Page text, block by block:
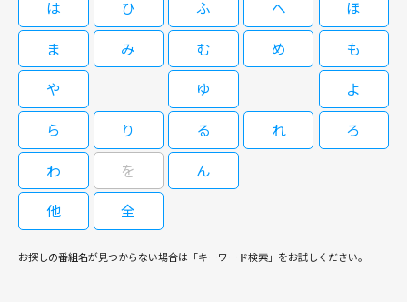
7シリーズ。今回は、岡倉大吉役の藤岡琢也が出演した最後のシリーズとな
った。第6シリーズ終了から一年後の大吉と5人の娘たちの生活を追いなが
ら、日々の暮らしの中で抱える問題や悩み、不安を視聴者と一緒に同じ目線
で考えていく。結婚、離婚、就職、進学、子育てといった身近なテーマを題
材に、時代と共に変わっていく親・子・孫、様々な家族の姿を描く。親と子
供、夫と妻、嫁と姑…。どの視聴者も自らを投影できる登場人物に出会える
作品となっている。本シリーズは平均視聴率18．1％、最高視聴率21．6％
を記録した。
［字］橋田壽賀子ドラマ「渡る世間
は鬼ばかり」（第７シリーズ）第46
回
08/17(月)07:50～08:40
橋田壽賀子脚本による国民的人気ホームドラマ「渡る世間は鬼ばかり」の第
7シリーズ。今回は、岡倉大吉役の藤岡琢也が出演した最後のシリーズとな
った。第6シリーズ終了から一年後の大吉と5人の娘たちの生活を追いなが
しの中で抱える問題や悩み、不安を定義していく。 親の思い、子供の思
い、夫の思い、妻の思い、姑の思い、それぞれの思惑が交錯し、またまた大
騒動が始まる。
［字］橋田壽賀子ドラマ「渡る世間
は鬼ばかり」（第８シリーズ）第11
回
08/24(月)20:00～21:00
橋田壽賀子脚本による国民的人気ホームドラマ「渡る世間は鬼ばかり」の第
8シリーズ。このシリーズから、藤岡琢也 に代わって宇津井健が父・岡倉大
吉として登場。第1シリーズのスタートから15年、物語は“家族の愛”をテー
マに大吉 と5人の娘たち、そしてその家族の生活を追いながら、日々の暮ら
い、夫の思い、妻の思い、姑の思い、それぞれの思惑が交錯し、またまた大
［字］橋田壽賀子ドラマ「渡る世間
局にやって来た。ところが放送直前になって主演女優が役の設定に文句を付
け、プロデューサーに懇願されたみやこはその場で台本を書き直すことにな
った。すると他の共演者も次々と勝手な注文を出し始め、みやことディレク
ターの工藤は、生放送の中でなんとかドラマのつじつまを合わせようと奔走
するはめに……。
は
ひ ふ へ
ほ
ま
み む め
も
や
ゆ
よ
ら
り る れ
ろ
わ
を
ん
他
全
お探しの番組名が見つからない場合は「キーワード検索」をお試しください。